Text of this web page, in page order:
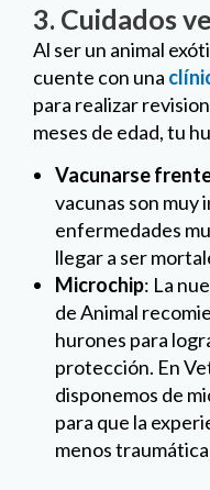
3. Cuidados
Al ser un animal
cuente con una
para realizar
meses de edad, tu
Vacunarse
vacunas son muy
enfermedades
llegar a ser
Microchip: La
de Animal
hurones para
protección. En
disponemos de
para que la
menos